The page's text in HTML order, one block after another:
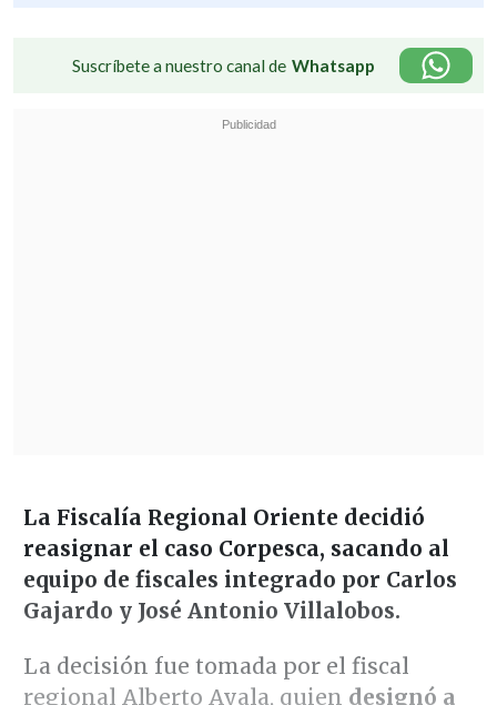
Suscríbete a nuestro canal de Whatsapp
La Fiscalía Regional Oriente decidió
reasignar el caso Corpesca, sacando al
equipo de fiscales integrado por Carlos
Gajardo y José Antonio Villalobos.
La decisión fue tomada por el fiscal
regional Alberto Ayala, quien designó a